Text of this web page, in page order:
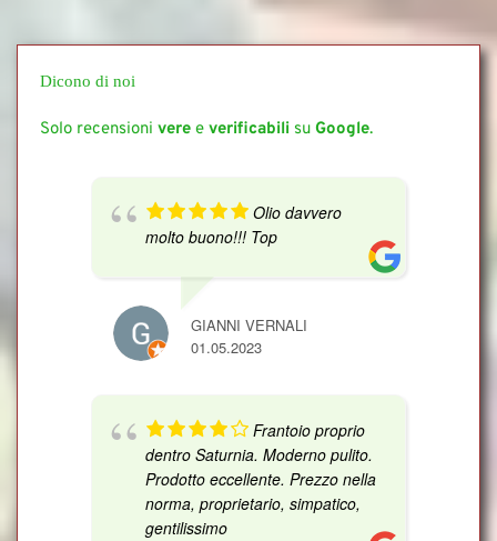
Dicono di noi
Solo recensioni vere e verificabili su Google.
Olio davvero
molto buono!!! Top
GIANNI VERNALI
01.05.2023
Frantoio proprio
dentro Saturnia. Moderno pulito.
Prodotto eccellente. Prezzo nella
norma, proprietario, simpatico,
gentilissimo